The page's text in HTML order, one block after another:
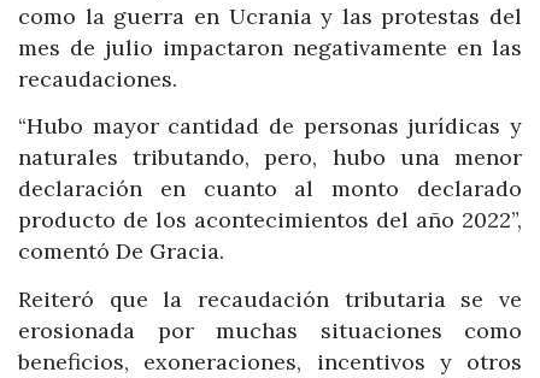
como la guerra en Ucrania y las protestas del
mes de julio impactaron negativamente en las
recaudaciones.
“Hubo mayor cantidad de personas jurídicas y
naturales tributando, pero, hubo una menor
declaración en cuanto al monto declarado
producto de los acontecimientos del año 2022”,
comentó De Gracia.
Reiteró que la recaudación tributaria se ve
erosionada por muchas situaciones como
beneficios, exoneraciones, incentivos y otros